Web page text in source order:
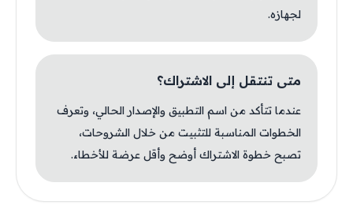
متى تنتقل إلى الاشتراك؟
عندما تتأكد من اسم التطبيق والإصدار الحالي، وتعرف
الخطوات المناسبة للتثبيت من خلال الشروحات،
تصبح خطوة الاشتراك أوضح وأقل عرضة للأخطاء.